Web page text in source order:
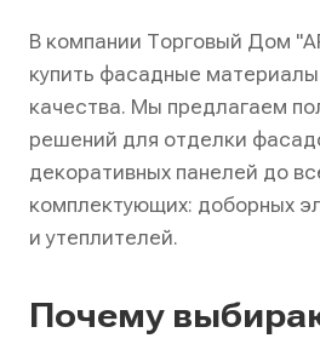
В компании Торговый Дом
купить фасадные материалы
качества. Мы предлагаем
решений для отделки
декоративных панелей до
комплектующих: доборных
и утеплителей.
Почему